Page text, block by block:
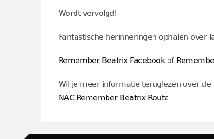
Wordt vervolgd!
Fantastische herinneringen ophalen over
Remember Beatrix Facebookof
Wil je meer informatie teruglezen over de
NAC Remember Beatrix Route